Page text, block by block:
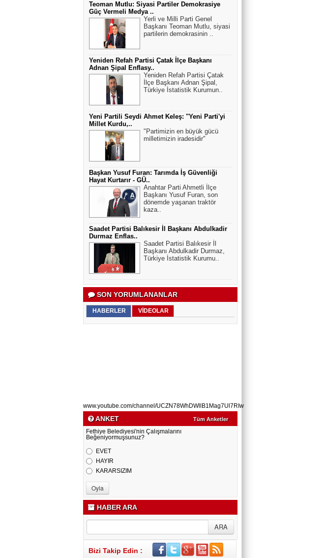
Teoman Mutlu: Siyasi Partiler Demokrasiye
Güç Vermeli Medya ..
Yerli ve Milli Parti Genel
Başkanı Teoman Mutlu, siyasi
partilerin demokrasinin ..
Yeniden Refah Partisi Çatak İlçe Başkanı
Adnan Şipal Enflasy..
Yeniden Refah Partisi Çatak
İlçe Başkanı Adnan Şipal,
Türkiye İstatistik Kurumun..
Yeni Partili Seydi Ahmet Keleş: "Yeni Parti'yi
Millet Kurdu,..
"Partimizin en büyük gücü
milletimizin iradesidir"
Başkan Yusuf Furan: Tarımda İş Güvenliği
Hayat Kurtarır - GÜ..
Anahtar Parti Ahmetli İlçe
Başkanı Yusuf Furan, son
dönemde yaşanan traktör
kaza..
Saadet Partisi Balıkesir İl Başkanı Abdulkadir
Durmaz Enflas..
Saadet Partisi Balıkesir İl
Başkanı Abdulkadir Durmaz,
Türkiye İstatistik Kurumu..
SON YORUMLANANLAR
HABERLER VİDEOLAR
www.youtube.com/channel/UCZN78WhDWllB1Mag7Ul7RIw
ANKET Tüm Anketler
Fethiye Belediyesi'nin Çalışmalarını
Beğeniyormuşsunuz?
EVET
HAYIR
KARARSIZIM
HABER ARA
Bizi Takip Edin :